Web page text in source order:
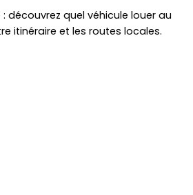
découvrez quel véhicule louer au
itinéraire et les routes locales.